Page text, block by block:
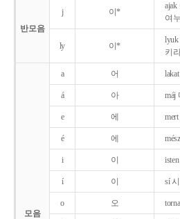
반모음
j 이*
ajak
여
ly 이*
lyuk
키
모음
a 어
á 아 máj
e 에
é 에
i 이
í 이 sí 시
o 오